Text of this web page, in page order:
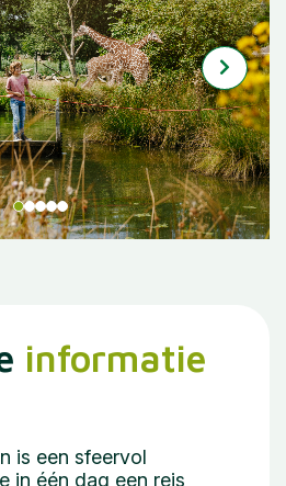
informatie
is een sfeervol
in één dag een reis